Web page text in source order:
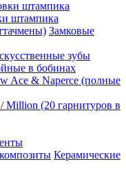
штампика
Замковые
зубы
в бобинах
Ace & Naperce (полные
Million (20 гарнитуров в
Керамические